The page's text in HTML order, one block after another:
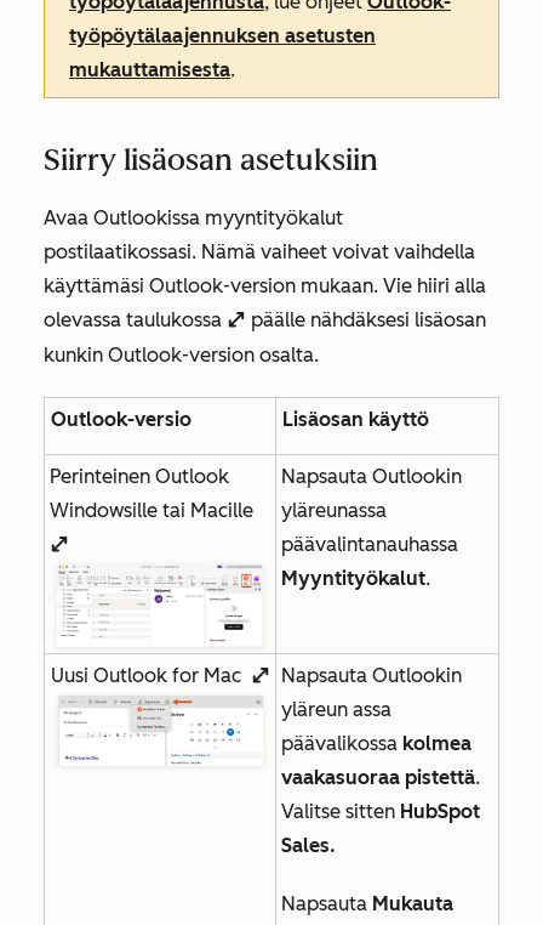
työpöytälaajennuksen asetusten
mukauttamisesta.
Siirry lisäosan asetuksiin
Avaa Outlookissa myyntityökalut
postilaatikossasi. Nämä vaiheet voivat vaihdella
käyttämäsi Outlook-version mukaan. Vie hiiri alla
olevassa taulukossa enlargeIcon päälle nähdäksesi lisäosan
kunkin Outlook-version osalta.
Outlook-versio Lisäosan käyttö
Perinteinen Outlook
Windowsille tai Macille
enlargeIcon
Napsauta Outlookin
yläreunassa
päävalintanauhassa
Myyntityökalut.
Uusi Outlook for Mac enlargeIcon
Napsauta Outlookin
yläreun assa
päävalikossa kolmea
vaakasuoraa pistettä.
Valitse sitten HubSpot
Sales.
Napsauta Mukauta